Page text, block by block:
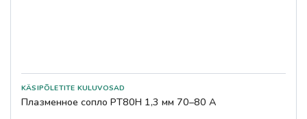
Плазменное сопло PT80H 1,3 мм 70–80 А